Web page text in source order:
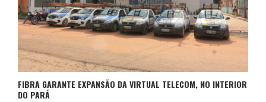
FIBRA GARANTE EXPANSÃO DA VIRTUAL TELECOM, NO INTERIOR
DO PARÁ